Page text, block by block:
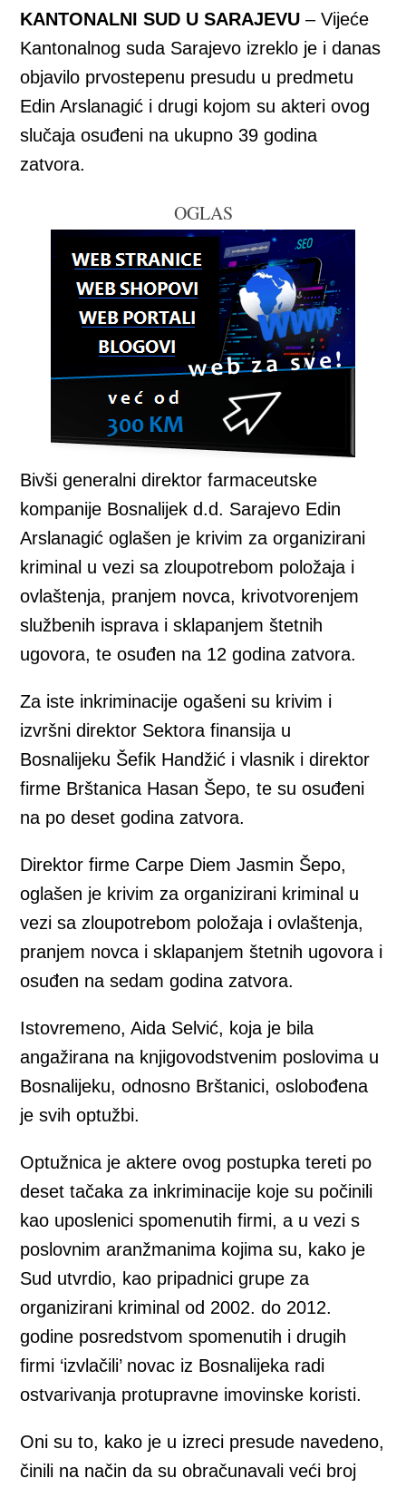
KANTONALNI SUD U SARAJEVU – Vijeće
Kantonalnog suda Sarajevo izreklo je i danas
objavilo prvostepenu presudu u predmetu
Edin Arslanagić i drugi kojom su akteri ovog
slučaja osuđeni na ukupno 39 godina
zatvora.
OGLAS
Bivši generalni direktor farmaceutske
kompanije Bosnalijek d.d. Sarajevo Edin
Arslanagić oglašen je krivim za organizirani
kriminal u vezi sa zloupotrebom položaja i
ovlaštenja, pranjem novca, krivotvorenjem
službenih isprava i sklapanjem štetnih
ugovora, te osuđen na 12 godina zatvora.
Za iste inkriminacije ogašeni su krivim i
izvršni direktor Sektora finansija u
Bosnalijeku Šefik Handžić i vlasnik i direktor
firme Brštanica Hasan Šepo, te su osuđeni
na po deset godina zatvora.
Direktor firme Carpe Diem Jasmin Šepo,
oglašen je krivim za organizirani kriminal u
vezi sa zloupotrebom položaja i ovlaštenja,
pranjem novca i sklapanjem štetnih ugovora i
osuđen na sedam godina zatvora.
Istovremeno, Aida Selvić, koja je bila
angažirana na knjigovodstvenim poslovima u
Bosnalijeku, odnosno Brštanici, oslobođena
je svih optužbi.
Optužnica je aktere ovog postupka tereti po
deset tačaka za inkriminacije koje su počinili
kao uposlenici spomenutih firmi, a u vezi s
poslovnim aranžmanima kojima su, kako je
Sud utvrdio, kao pripadnici grupe za
organizirani kriminal od 2002. do 2012.
godine posredstvom spomenutih i drugih
firmi ‘izvlačili’ novac iz Bosnalijeka radi
ostvarivanja protupravne imovinske koristi.
Oni su to, kako je u izreci presude navedeno,
činili na način da su obračunavali veći broj